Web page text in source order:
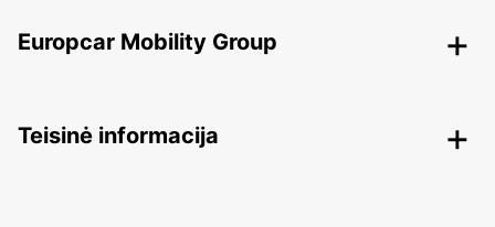
Europcar Mobility Group
Teisinė informacija